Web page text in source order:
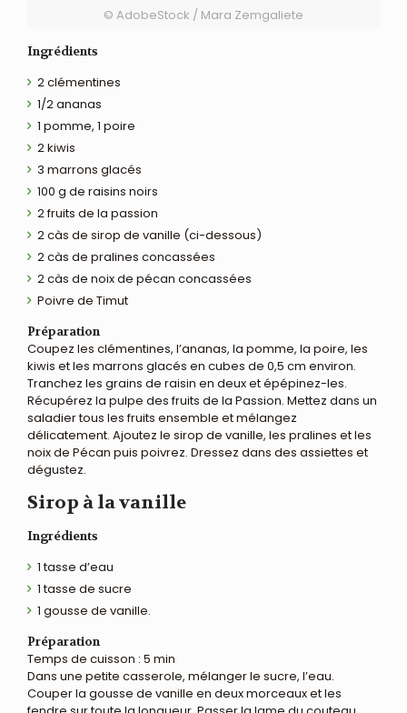
© AdobeStock / Mara Zemgaliete
Ingrédients
2 clémentines
1/2 ananas
1 pomme, 1 poire
2 kiwis
3 marrons glacés
100 g de raisins noirs
2 fruits de la passion
2 càs de sirop de vanille (ci-dessous)
2 càs de pralines concassées
2 càs de noix de pécan concassées
Poivre de Timut
Préparation
Coupez les clémentines, l’ananas, la pomme, la poire, les
kiwis et les marrons glacés en cubes de 0,5 cm environ.
Tranchez les grains de raisin en deux et épépinez-les.
Récupérez la pulpe des fruits de la Passion. Mettez dans un
saladier tous les fruits ensemble et mélangez
délicatement. Ajoutez le sirop de vanille, les pralines et les
noix de Pécan puis poivrez. Dressez dans des assiettes et
dégustez.
Sirop à la vanille
Ingrédients
1 tasse d’eau
1 tasse de sucre
1 gousse de vanille.
Préparation
Temps de cuisson : 5 min
Dans une petite casserole, mélanger le sucre, l’eau.
Couper la gousse de vanille en deux morceaux et les